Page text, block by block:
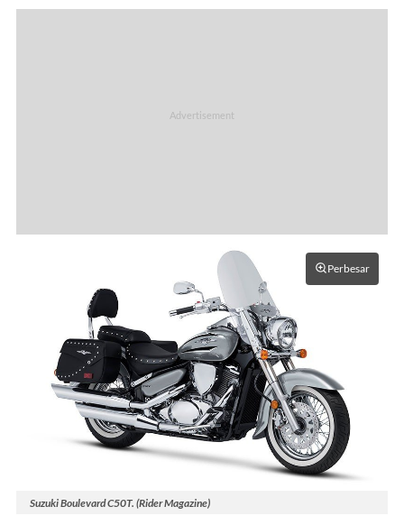
Perbesar
Suzuki Boulevard C50T. (Rider Magazine)